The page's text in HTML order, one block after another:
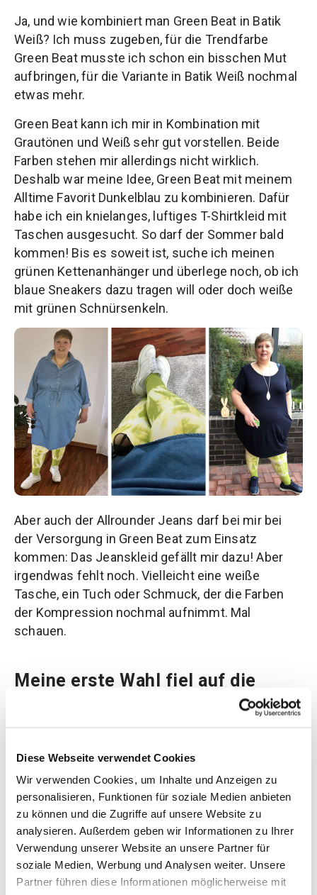
Diese Webseite verwendet Cookies
Wir verwenden Cookies, um Inhalte und Anzeigen zu
personalisieren, Funktionen für soziale Medien anbieten
zu können und die Zugriffe auf unsere Website zu
analysieren. Außerdem geben wir Informationen zu Ihrer
Verwendung unserer Website an unsere Partner für
soziale Medien, Werbung und Analysen weiter. Unsere
Partner führen diese Informationen möglicherweise mit
Ja, und wie kombiniert man Green Beat in Batik
Weiß? Ich muss zugeben, für die Trendfarbe
Green Beat musste ich schon ein bisschen Mut
aufbringen, für die Variante in Batik Weiß nochmal
etwas mehr.
Green Beat kann ich mir in Kombination mit
Grautönen und Weiß sehr gut vorstellen. Beide
Farben stehen mir allerdings nicht wirklich.
Deshalb war meine Idee, Green Beat mit meinem
Alltime Favorit Dunkelblau zu kombinieren. Dafür
habe ich ein knielanges, luftiges T-Shirtkleid mit
Taschen ausgesucht. So darf der Sommer bald
kommen! Bis es soweit ist, suche ich meinen
grünen Kettenanhänger und überlege noch, ob ich
blaue Sneakers dazu tragen will oder doch weiße
mit grünen Schnürsenkeln.
Aber auch der Allrounder Jeans darf bei mir bei
der Versorgung in Green Beat zum Einsatz
kommen: Das Jeanskleid gefällt mir dazu! Aber
irgendwas fehlt noch. Vielleicht eine weiße
Tasche, ein Tuch oder Schmuck, der die Farben
der Kompression nochmal aufnimmt. Mal
schauen.
Meine erste Wahl fiel auf die
Trendfarbe „Pink Bass“ – Marilena
an und schreit förmlich nach Sommer und guter
Laune.
Egal ob Jeans Hotpants, Jeansrock, Latzhose,
Jeansjacke oder Jeanskleid: Der Jeansstoff passt
wirklich zu jeder Kompressionsfarbe und lässt
eure Kompression zum Highlight des Looks